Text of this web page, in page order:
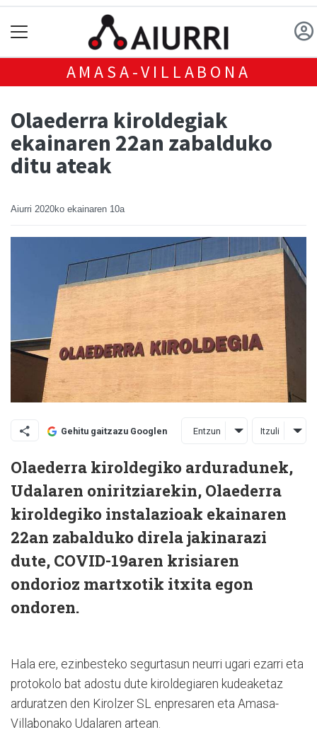
AMASA-VILLABONA
Olaederra kiroldegiak
ekainaren 22an zabalduko
ditu ateak
Aiurri 2020ko ekainaren 10a
Gehitu gaitzazu Googlen Entzun Itzuli
Olaederra kiroldegiko arduradunek,
Udalaren oniritziarekin, Olaederra
kiroldegiko instalazioak ekainaren
22an zabalduko direla jakinarazi
dute, COVID-19aren krisiaren
ondorioz martxotik itxita egon
ondoren.
Hala ere, ezinbesteko segurtasun neurri ugari ezarri eta
protokolo bat adostu dute kiroldegiaren kudeaketaz
arduratzen den Kirolzer SL enpresaren eta Amasa-
Villabonako Udalaren artean.